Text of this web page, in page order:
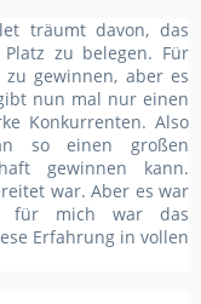
träumt davon, das
zu belegen. Für
gewinnen, aber es
nun mal nur einen
Konkurrenten. Also
so einen großen
gewinnen kann.
war. Aber es war
für mich war das
Erfahrung in vollen